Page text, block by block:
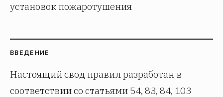
установок пожаротушения
ВВЕДЕНИЕ
Настоящий свод правил разработан в
соответствии со статьями 54, 83, 84, 103